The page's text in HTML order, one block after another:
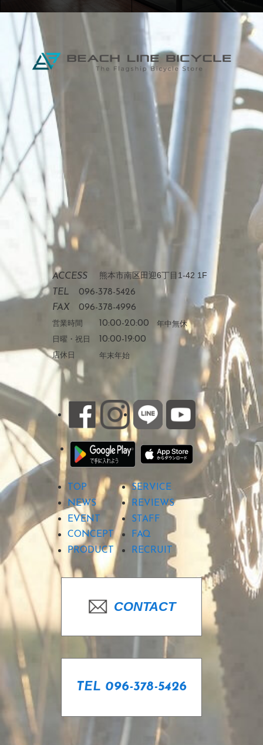
ACCESS 熊本市南区田迎6丁目1-42 1F
TEL
096-378-5426
FAX
096-378-4996
営業時間 10:00-20:00 年中無休
日曜・祝日
10:00-19:00
店休日 年末年始
TOP
SERVICE
NEWS
REVIEWS
EVENT
STAFF
CONCEPT
FAQ
PRODUCT
RECRUIT
CONTACT
TEL 096-378-5426